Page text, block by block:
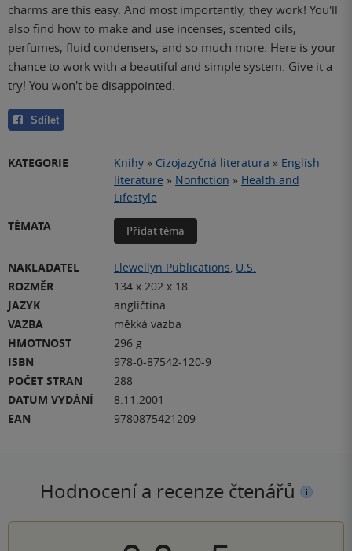
charms are this easy. And most importantly, they work! You'll
also find how to make and use incenses, scented oils,
perfumes, fluid condensers, and so much more. Here is your
chance to work with a beautiful and simple system. Give it a
try! You won't be disappointed.
Sdílet
KATEGORIE Knihy » Cizojazyčná literatura » English
literature » Nonfiction » Health and
Lifestyle
TÉMATA
Přidat téma
NAKLADATEL Llewellyn Publications, U.S.
ROZMĚR
134 x 202 x 18
JAZYK
angličtina
VAZBA
měkká vazba
HMOTNOST
296 g
ISBN
978-0-87542-120-9
POČET STRAN
288
DATUM VYDÁNÍ
8.11.2001
EAN
9780875421209
Hodnocení a recenze čtenářů